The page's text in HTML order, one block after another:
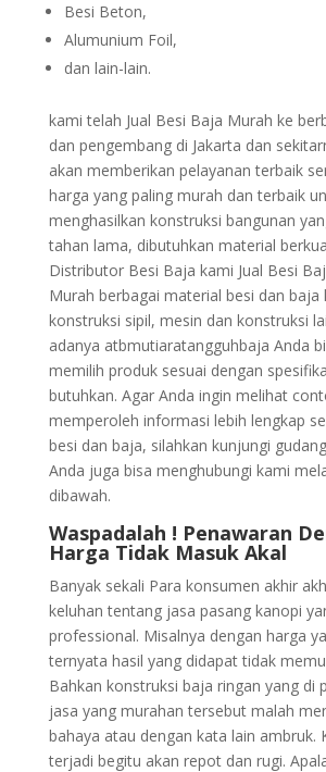
Besi Beton,
Alumunium Foil,
dan lain-lain.
kami telah Jual Besi Baja Murah ke
dan pengembang di Jakarta dan
akan memberikan pelayanan terbaik
harga yang paling murah dan terbaik
menghasilkan konstruksi bangunan
tahan lama, dibutuhkan material
Distributor Besi Baja kami Jual Besi
Murah berbagai material besi dan baja
konstruksi sipil, mesin dan konstruksi
adanya atbmutiaratangguhbaja Anda
memilih produk sesuai dengan
butuhkan. Agar Anda ingin melihat
memperoleh informasi lebih lengkap
besi dan baja, silahkan kunjungi
Anda juga bisa menghubungi kami
dibawah.
Waspadalah ! Penawaran
Harga Tidak Masuk Akal
Banyak sekali Para konsumen akhir
keluhan tentang jasa pasang kanopi
professional. Misalnya dengan harga
ternyata hasil yang didapat tidak
Bahkan konstruksi baja ringan yang di
jasa yang murahan tersebut malah
bahaya atau dengan kata lain ambruk.
terjadi begitu akan repot dan rugi.